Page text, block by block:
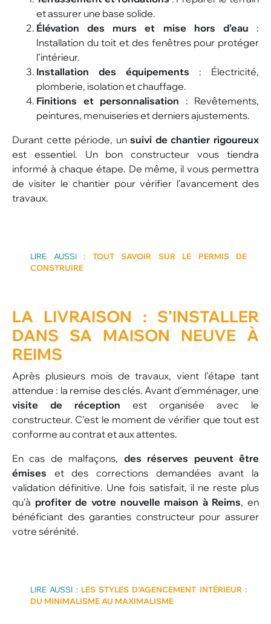
et assurer une base solide.
Élévation des murs et mise hors d’eau :
Installation du toit et des fenêtres pour protéger
l’intérieur.
Installation des équipements : Électricité,
plomberie, isolation et chauffage.
Finitions et personnalisation : Revêtements,
peintures, menuiseries et derniers ajustements.
Durant cette période, unsuivi de chantier rigoureux
est essentiel. Un bon constructeur vous tiendra
informé à chaque étape. De même, il vous permettra
de visiter le chantier pour vérifier l’avancement des
travaux.
LIRE AUSSI : TOUT SAVOIR SUR LE PERMIS DE
CONSTRUIRE
LA LIVRAISON : S’INSTALLER
DANS SA MAISON NEUVE À
REIMS
Après plusieurs mois de travaux, vient l’étape tant
attendue : la remise des clés. Avant d’emménager, une
visite de réception est organisée avec le
constructeur. C’est le moment de vérifier que tout est
conforme au contrat et aux attentes.
En cas de malfaçons, des réserves peuvent être
émises et des corrections demandées avant la
validation définitive. Une fois satisfait, il ne reste plus
qu’à profiter de votre nouvelle maison à Reims, en
bénéficiant des garanties constructeur pour assurer
votre sérénité.
LIRE AUSSI : LES STYLES D’AGENCEMENT INTÉRIEUR :
DU MINIMALISME AU MAXIMALISME